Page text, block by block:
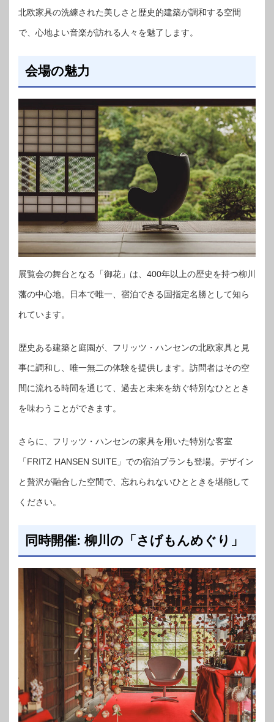
北欧家具の洗練された美しさと歴史的建築が調和する空間
で、心地よい音楽が訪れる人々を魅了します。
会場の魅力
展覧会の舞台となる「御花」は、400年以上の歴史を持つ柳川
藩の中心地。日本で唯一、宿泊できる国指定名勝として知ら
れています。
歴史ある建築と庭園が、フリッツ・ハンセンの北欧家具と見
事に調和し、唯一無二の体験を提供します。訪問者はその空
間に流れる時間を通じて、過去と未来を紡ぐ特別なひととき
を味わうことができます。
さらに、フリッツ・ハンセンの家具を用いた特別な客室
「FRITZ HANSEN SUITE」での宿泊プランも登場。デザイン
と贅沢が融合した空間で、忘れられないひとときを堪能して
ください。
同時開催: 柳川の「さげもんめぐり」